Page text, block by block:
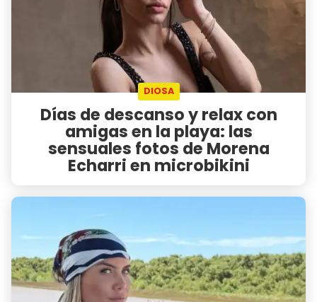
DIOSA
Días de descanso y relax con
amigas en la playa: las
sensuales fotos de Morena
Echarri en microbikini